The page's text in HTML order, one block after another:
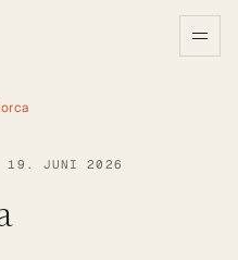
19. JUNI 2026